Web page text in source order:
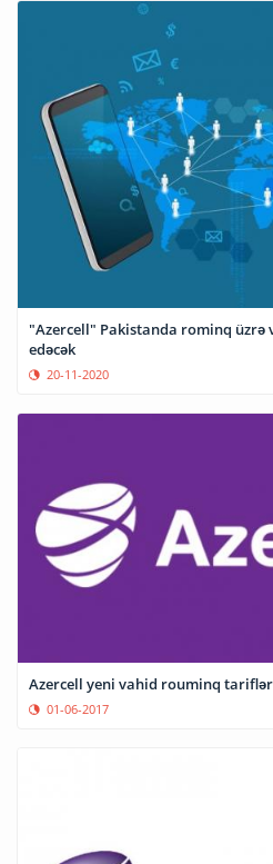
"Azercell" Pakistanda rominq üzrə
edəcək
20-11-2020
Azercell yeni vahid rouminq
01-06-2017